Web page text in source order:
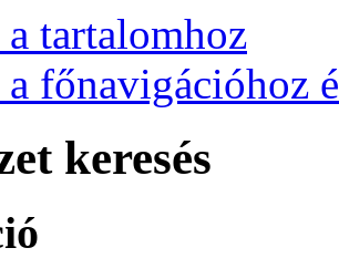
tartalomhoz
főnavigációhoz
keresés